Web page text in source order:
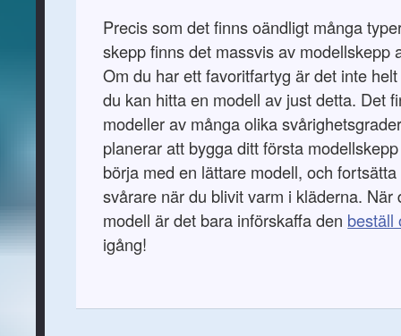
Precis som det finns oändligt många
skepp finns det massvis av modellskepp
Om du har ett favoritfartyg är det inte
du kan hitta en modell av just detta. Det
modeller av många olika
planerar att bygga ditt första
börja med en lättare modell, och
svårare när du blivit varm i kläderna. När
modell är det bara införskaffa den beställ
igång!